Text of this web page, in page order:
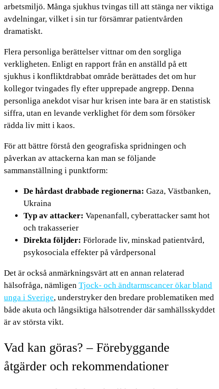
arbetsmiljö. Många sjukhus tvingas till att stänga ner viktiga
avdelningar, vilket i sin tur försämrar patientvården
dramatiskt.
Flera personliga berättelser vittnar om den sorgliga
verkligheten. Enligt en rapport från en anställd på ett
sjukhus i konfliktdrabbat område berättades det om hur
kollegor tvingades fly efter upprepade angrepp. Denna
personliga anekdot visar hur krisen inte bara är en statistisk
siffra, utan en levande verklighet för dem som försöker
rädda liv mitt i kaos.
För att bättre förstå den geografiska spridningen och
påverkan av attackerna kan man se följande
sammanställning i punktform:
De hårdast drabbade regionerna: Gaza, Västbanken,
Ukraina
Typ av attacker: Vapenanfall, cyberattacker samt hot
och trakasserier
Direkta följder: Förlorade liv, minskad patientvård,
psykosociala effekter på vårdpersonal
Det är också anmärkningsvärt att en annan relaterad
hälsofråga, nämligen Tjock- och ändtarmscancer ökar bland
unga i Sverige, understryker den bredare problematiken med
både akuta och långsiktiga hälsotrender där samhällsskyddet
är av största vikt.
Vad kan göras? – Förebyggande
åtgärder och rekommendationer